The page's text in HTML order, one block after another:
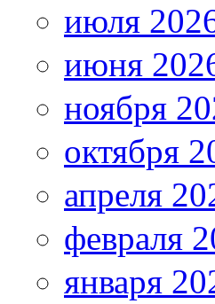
июля
июня
ноября
октября
апреля
февраля
января